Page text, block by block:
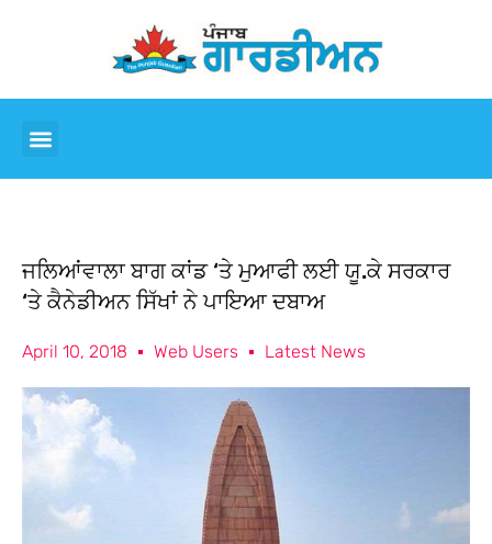
ਜਲਿਆਂਵਾਲਾ ਬਾਗ ਕਾਂਡ ‘ਤੇ ਮੁਆਫੀ ਲਈ ਯੂ.ਕੇ ਸਰਕਾਰ
‘ਤੇ ਕੈਨੇਡੀਅਨ ਸਿੱਖਾਂ ਨੇ ਪਾਇਆ ਦਬਾਅ
April 10, 2018 Web Users Latest News